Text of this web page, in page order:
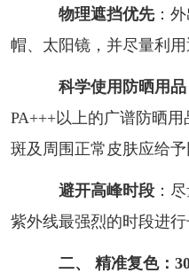
物理遮挡优先：
帽、太阳镜，并尽量利用
科学使用防晒用品
PA+++以上的广谱防晒
斑及周围正常皮肤应给予
避开高峰时段：
紫外线最强烈的时段进行
二、 精准复色：